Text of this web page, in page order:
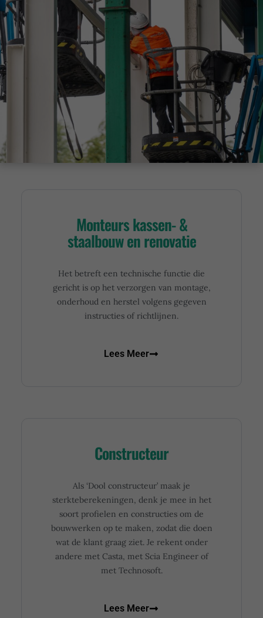
Monteurs kassen- &
staalbouw en renovatie
Het betreft een technische functie die
gericht is op het verzorgen van montage,
onderhoud en herstel volgens gegeven
instructies of richtlijnen.
Lees Meer
Constructeur
Als ‘Dool constructeur’ maak je
sterkteberekeningen, denk je mee in het
soort profielen en constructies om de
bouwwerken op te maken, zodat die doen
wat de klant graag ziet. Je rekent onder
andere met Casta, met Scia Engineer of
met Technosoft.
Lees Meer